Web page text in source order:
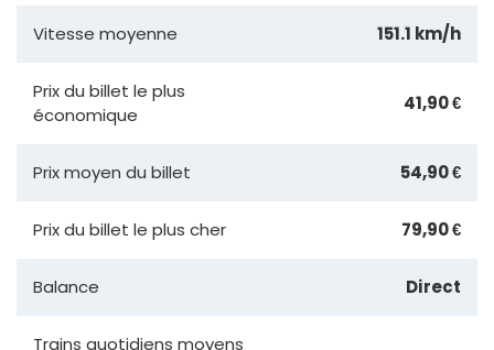
Vitesse moyenne 151.1 km/h
Prix du billet le plus
économique
41,90 €
Prix moyen du billet 54,90 €
Prix du billet le plus cher 79,90 €
Balance Direct
Trains quotidiens moyens